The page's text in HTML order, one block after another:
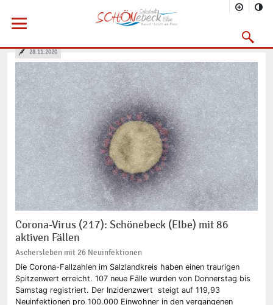
Menü öffnen
Vorheriges Bild
Sie befinden sich hier Startseite
Rathaus
Aktuelles 2020
Corona-Virus (217): Schönebeck (Elbe) mit 86
aktiven Fällen
Aschersleben mit 26 Neuinfektionen
Die Corona-Fallzahlen im Salzlandkreis haben einen traurigen
Spitzenwert erreicht. 107 neue Fälle wurden von Donnerstag bis
Samstag registriert. Der Inzidenzwert steigt auf 119,93
Neuinfektionen pro 100.000 Einwohner in den vergangenen
28.11.2020